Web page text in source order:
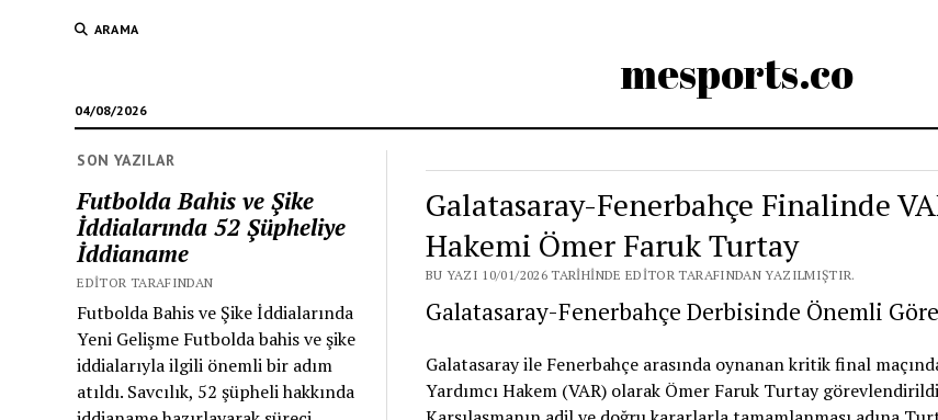
ARAMA
mesports.co
04/08/2026
SON YAZILAR
Futbolda Bahis ve Şike
İddialarında 52 Şüpheliye
İddianame
EDITOR TARAFINDAN
Futbolda Bahis ve Şike İddialarında
Yeni Gelişme Futbolda bahis ve şike
iddialarıyla ilgili önemli bir adım
atıldı. Savcılık, 52 şüpheli hakkında
Galatasaray-Fenerbahçe Finalinde
Hakemi Ömer Faruk Turtay
BU YAZI 10/01/2026 TARIHINDE EDITOR TARAFINDAN YAZILMIŞTIR.
Galatasaray-Fenerbahçe Derbisinde Önemli
Galatasaray ile Fenerbahçe arasında oynanan kritik final
Yardımcı Hakem (VAR) olarak Ömer Faruk Turtay